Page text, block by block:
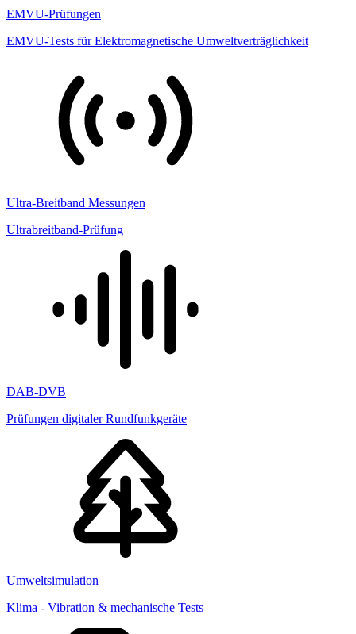
EMVU-Prüfungen
EMVU-Tests für Elektromagnetische Umweltverträglichkeit
Ultra-Breitband Messungen
Ultrabreitband-Prüfung
DAB-DVB
Prüfungen digitaler Rundfunkgeräte
Umweltsimulation
Klima - Vibration & mechanische Tests